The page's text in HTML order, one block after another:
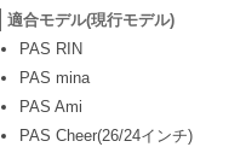
適合モデル(現行モデル)
PAS RIN
PAS mina
PAS Ami
PAS Cheer(26/24インチ)